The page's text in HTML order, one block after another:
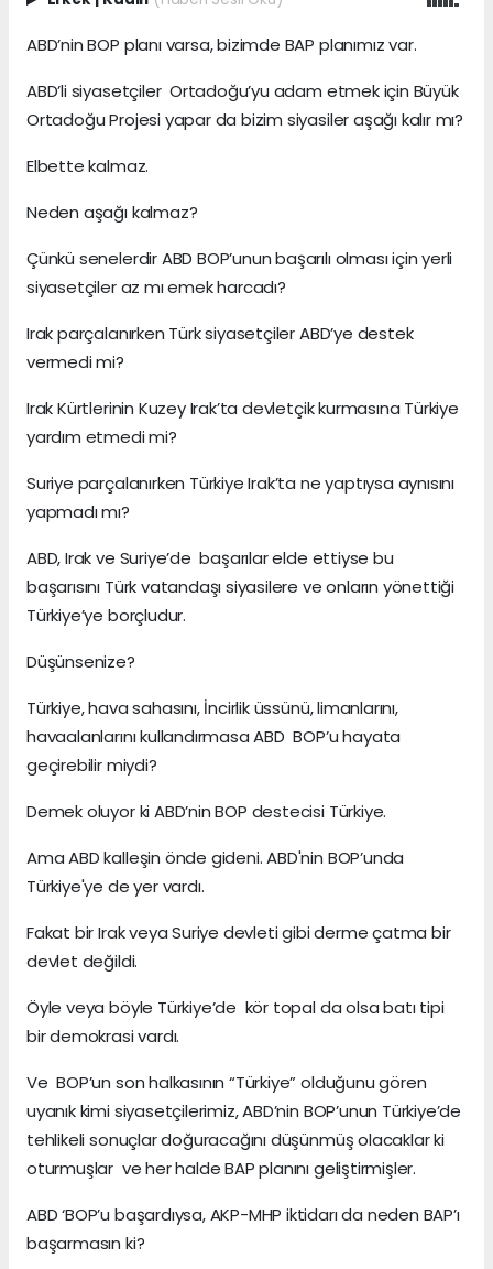
ABD’nin BOP planı varsa, bizimde BAP planımız var.
ABD’li siyasetçiler Ortadoğu’yu adam etmek için Büyük
Ortadoğu Projesi yapar da bizim siyasiler aşağı kalır mı?
Elbette kalmaz.
Neden aşağı kalmaz?
Çünkü senelerdir ABD BOP’unun başarılı olması için yerli
siyasetçiler az mı emek harcadı?
Irak parçalanırken Türk siyasetçiler ABD’ye destek
vermedi mi?
Irak Kürtlerinin Kuzey Irak’ta devletçik kurmasına Türkiye
yardım etmedi mi?
Suriye parçalanırken Türkiye Irak’ta ne yaptıysa aynısını
yapmadı mı?
ABD, Irak ve Suriye’de başarılar elde ettiyse bu
başarısını Türk vatandaşı siyasilere ve onların yönettiği
Türkiye’ye borçludur.
Düşünsenize?
Türkiye, hava sahasını, İncirlik üssünü, limanlarını,
havaalanlarını kullandırmasa ABD BOP’u hayata
geçirebilir miydi?
Demek oluyor ki ABD’nin BOP destecisi Türkiye.
Ama ABD kalleşin önde gideni. ABD'nin BOP’unda
Türkiye'ye de yer vardı.
Fakat bir Irak veya Suriye devleti gibi derme çatma bir
devlet değildi.
Öyle veya böyle Türkiye’de kör topal da olsa batı tipi
bir demokrasi vardı.
Ve BOP’un son halkasının “Türkiye” olduğunu gören
uyanık kimi siyasetçilerimiz, ABD’nin BOP’unun Türkiye’de
tehlikeli sonuçlar doğuracağını düşünmüş olacaklar ki
oturmuşlar ve her halde BAP planını geliştirmişler.
ABD ‘BOP’u başardıysa, AKP-MHP iktidarı da neden BAP’ı
başarmasın ki?